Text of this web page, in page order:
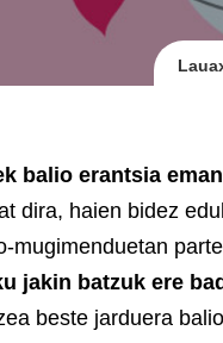
balio erantsia
dira, haien bidez
mugimenduetan
jakin batzuk ere
beste jarduera